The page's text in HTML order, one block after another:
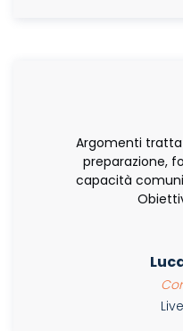
Argomenti
preparazione,
capacità